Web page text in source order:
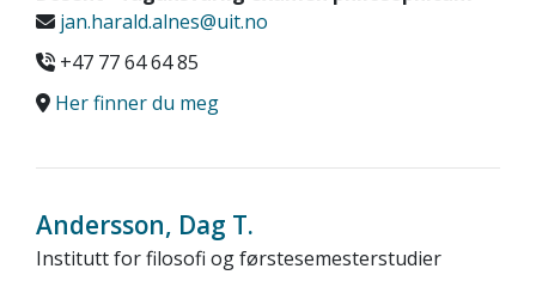
jan.harald.alnes@uit.no
+47 77 64 64 85
Her finner du meg
Andersson, Dag T.
Institutt for filosofi og førstesemesterstudier